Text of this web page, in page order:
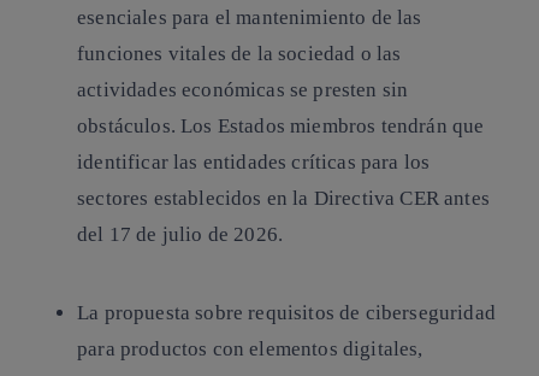
esenciales para el mantenimiento de las
funciones vitales de la sociedad o las
actividades económicas se presten sin
obstáculos. Los Estados miembros tendrán que
identificar las entidades críticas para los
sectores establecidos en la Directiva CER antes
del 17 de julio de 2026.
La propuesta sobre requisitos de ciberseguridad
para productos con elementos digitales,